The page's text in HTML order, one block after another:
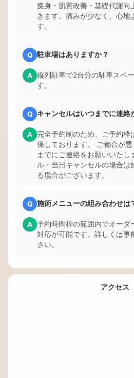
痩身・肌質改善・基礎代謝向
きます。痛みが少なく、心地
す。
Q 駐車場はありますか？
A 縦列駐車で2台分の駐車スペ
す。
Q キャンセルはいつまでに連絡
A
完全予約制のため、ご予約枠
保しております。 ご都合が
までにご連絡をお願いいたし
ル・当日キャンセルの場合は
る場合がございます。
Q 施術メニューの組み合わせは
A 予約時間枠の範囲内でオーダ
対応が可能です。詳しくは事
さい。
アクセス